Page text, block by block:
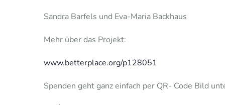
Sandra Barfels und Eva-Maria Backhaus
Mehr über das Projekt:
www.betterplace.org/p128051
Spenden geht ganz einfach per QR- Code Bild